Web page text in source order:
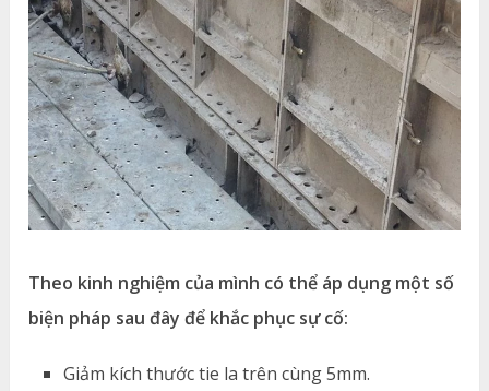
Theo kinh nghiệm của mình có thể áp dụng một số
biện pháp sau đây để khắc phục sự cố:
Giảm kích thước tie la trên cùng 5mm.